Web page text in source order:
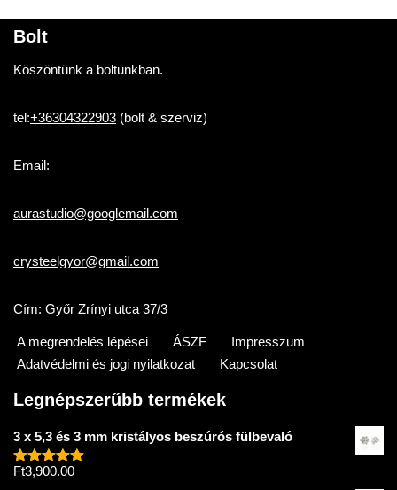
Bolt
Köszöntünk a boltunkban.
tel:+36304322903 (bolt & szerviz)
Email:
aurastudio@googlemail.com
crysteelgyor@gmail.com
Cím: Győr Zrínyi utca 37/3
A megrendelés lépései ÁSZF
Impresszum
Adatvédelmi és jogi nyilatkozat
Kapcsolat
Legnépszerűbb termékek
3 x 5,3 és 3 mm kristályos beszúrós fülbevaló
Értékelés:
Ft3,900.00